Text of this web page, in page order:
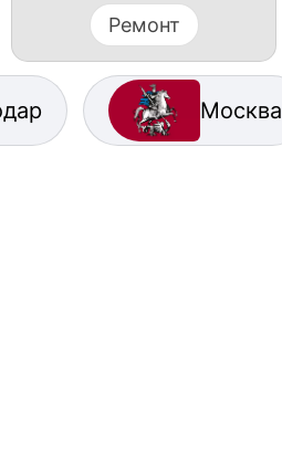
Ремонт
Москва